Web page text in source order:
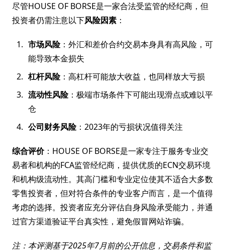
尽管HOUSE OF BORSE是一家合法受监管的经纪商，但
投资者仍需注意以下风险因素 ：
市场风险：外汇和差价合约交易本身具有高风险，可
能导致本金损失
杠杆风险：高杠杆可能放大收益，也同样放大亏损
流动性风险：极端市场条件下可能出现滑点或难以平
仓
公司财务风险：2023年的亏损状况值得关注
综合评价：HOUSE OF BORSE是一家专注于服务专业交
易者和机构的FCA监管经纪商，提供优质的ECN交易环境
和机构级流动性。其高门槛和专业定位使其不适合大多数
零售投资者，但对符合条件的专业客户而言，是一个值得
考虑的选择。投资者应充分评估自身风险承受能力，并通
过官方渠道验证平台真实性，避免假冒网站诈骗。
注：本评测基于2025年7月前的公开信息，交易条件和监